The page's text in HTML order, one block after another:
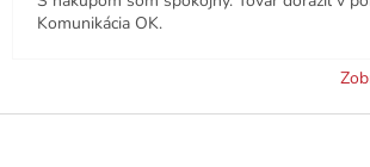
Komunikácia OK.